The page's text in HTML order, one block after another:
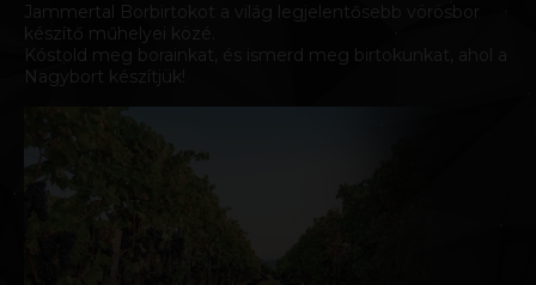
Jammertal Borbirtokot a világ legjelentősebb vörösbor
készítő műhelyei közé.
Kóstold meg borainkat, és ismerd meg birtokunkat, ahol a
Nagybort készítjük!